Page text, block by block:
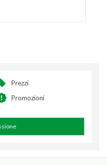
Prezzi
Promozioni